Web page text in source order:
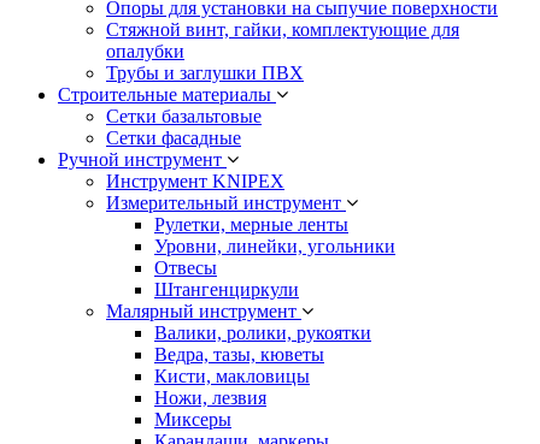
Опоры для установки на сыпучие поверхности
Стяжной винт, гайки, комплектующие для
опалубки
Трубы и заглушки ПВХ
Строительные материалы
Сетки базальтовые
Сетки фасадные
Ручной инструмент
Инструмент KNIPEX
Измерительный инструмент
Рулетки, мерные ленты
Уровни, линейки, угольники
Отвесы
Штангенциркули
Малярный инструмент
Валики, ролики, рукоятки
Ведра, тазы, кюветы
Кисти, макловицы
Ножи, лезвия
Миксеры